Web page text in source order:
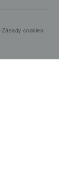
· Zásady cookies·